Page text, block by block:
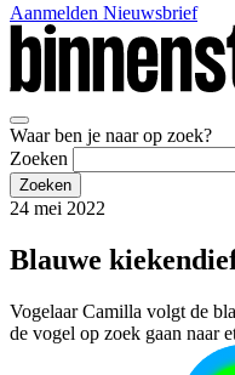
Aanmelden Nieuwsbrief
Waar ben je naar op zoek?
Zoeken
24 mei 2022
Blauwe
Vogelaar Camilla volgt de
de vogel op zoek gaan naar